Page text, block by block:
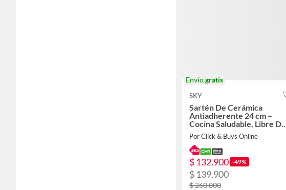
Envíogratis
SKY
Sartén De Cerámica
Antiadherente 24 cm –
Cocina Saludable, Libre De
PFOA
Por Click & Buys Online
$ 132.900 -49%
$ 139.900
$ 260.000